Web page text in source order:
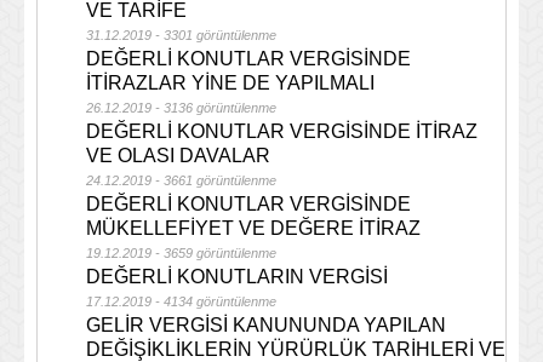
VE TARİFE
31.12.2019 - 3301 görüntülenme
DEĞERLİ KONUTLAR VERGİSİNDE
İTİRAZLAR YİNE DE YAPILMALI
26.12.2019 - 3136 görüntülenme
DEĞERLİ KONUTLAR VERGİSİNDE İTİRAZ
VE OLASI DAVALAR
24.12.2019 - 3661 görüntülenme
DEĞERLİ KONUTLAR VERGİSİNDE
MÜKELLEFİYET VE DEĞERE İTİRAZ
19.12.2019 - 3659 görüntülenme
DEĞERLİ KONUTLARIN VERGİSİ
17.12.2019 - 4134 görüntülenme
GELİR VERGİSİ KANUNUNDA YAPILAN
DEĞİŞİKLİKLERİN YÜRÜRLÜK TARİHLERİ VE